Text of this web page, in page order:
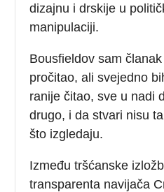
dizajnu i drskije u
manipulaciji.
Bousfieldov sam
pročitao, ali svejedno
ranije čitao, sve u nadi
drugo, i da stvari nisu
što izgledaju.
Između tršćanske
transparenta navijača